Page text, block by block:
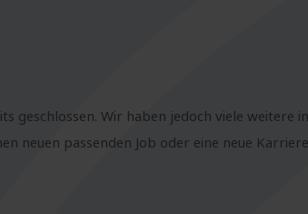
geschlossen. Wir haben jedoch viele
neuen passenden Job oder eine neue